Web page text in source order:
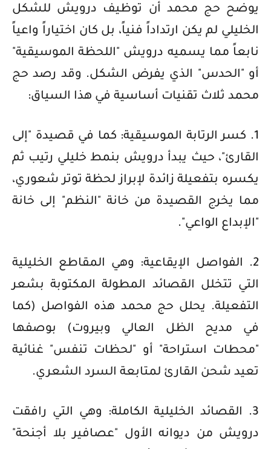
يوضح حج محمد أن توظيف درويش للشكل
الخليلي لم يكن ارتداداً فنياً، بل كان اختياراً واعياً
نابعاً مما يسميه درويش "اللحظة الموسيقية"
أو "الحدس" الذي يفرض الشكل. وقد رصد حج
محمد ثلاث تقنيات أساسية في هذا السياق:
1. كسر الرتابة الموسيقية: كما في قصيدة "إلى
القارئ"، حيث يبدأ درويش بنمط خليلي رتيب ثم
يكسره بتفعيلة زائدة لإبراز لحظة توتر شعوري،
مما يخرج القصيدة من خانة "النظم" إلى خانة
"الإبداع الواعي".
2. الفواصل الإيقاعية: وهي المقاطع الخليلية
التي تتخلل القصائد المطولة المكتوبة بشعر
التفعيلة. يحلل حج محمد هذه الفواصل (كما
في مديح الظل العالي وبيروت) بوصفها
"محطات استراحة" أو "لحظات تنفس" غنائية
تعيد شحن القارئ لمتابعة السرد الشعري.
3. القصائد الخليلية الكاملة: وهي التي رافقت
درويش من ديوانه الأول "عصافير بلا أجنحة"